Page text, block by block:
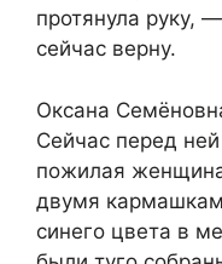
протянула руку,
сейчас верну.
Оксана
Сейчас перед
пожилая
двумя
синего цвета в